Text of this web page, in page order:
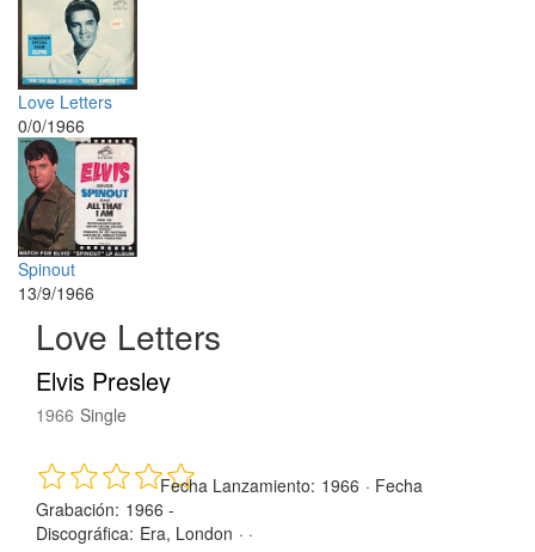
Love Letters
0/0/1966
Spinout
13/9/1966
Love Letters
Elvis Presley
1966 Single
Fecha Lanzamiento: 1966 · Fecha
Grabación: 1966 -
Discográfica: Era, London · ·